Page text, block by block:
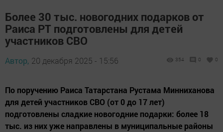
Более 30 тыс. новогодних подарков от
Раиса РТ подготовлены для детей
участников СВО
Автор, 20 декабря 2025 - 15:56 354 0 0
По поручению Раиса Татарстана Рустама Минниханова
для детей участников СВО (от 0 до 17 лет)
подготовлены сладкие новогодние подарки: более 18
тыс. из них уже направлены в муниципальные районы